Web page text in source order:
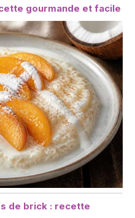
gourmande et facile
de brick : recette